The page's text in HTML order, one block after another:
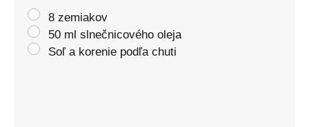
8 zemiakov
50 ml slnečnicového oleja
Soľ a korenie podľa chuti